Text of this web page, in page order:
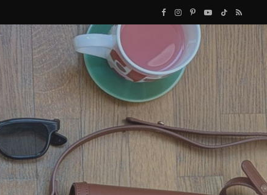
F
c
o
k
I
s
g
a
P
r
Y
b
e
T
k
R